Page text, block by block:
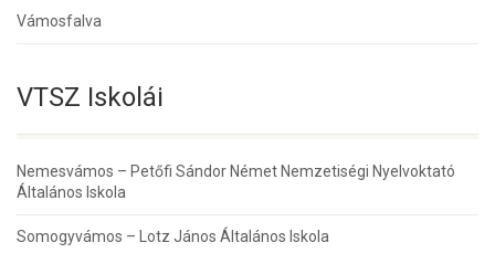
Vámosfalva
VTSZ Iskolái
Nemesvámos – Petőfi Sándor Német Nemzetiségi Nyelvoktató
Általános Iskola
Somogyvámos – Lotz János Általános Iskola